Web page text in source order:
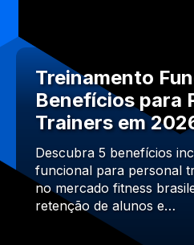
Treinamento
Benefícios para
Trainers em
Descubra 5 benefícios
funcional para personal
no mercado fitness
retenção de alunos e…